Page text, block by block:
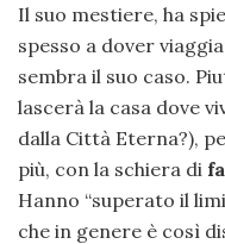
Il suo mestiere, ha
spesso a dover
sembra il suo caso.
lascerà la casa dove
dalla Città Eterna?),
più, con la schiera di
Hanno “superato il
che in genere è così